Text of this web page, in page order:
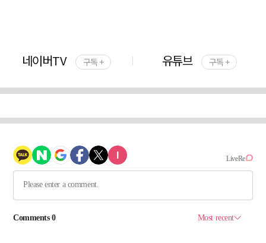
네이버TV 구독 + 유튜브 구독 +